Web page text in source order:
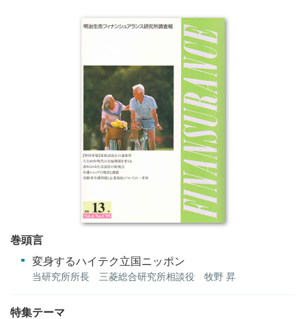
巻頭言
変身するハイテク立国ニッポン
当研究所所長 三菱総合研究所相談役 牧野 昇
特集テーマ